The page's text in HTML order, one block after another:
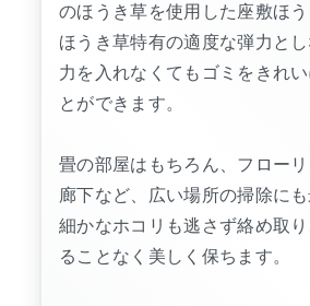
のほうき草を使用した座敷ほう
ほうき草特有の適度な弾力とし
力を入れなくてもゴミをきれ
とができます。
畳の部屋はもちろん、フロー
廊下など、広い場所の掃除にも
細かなホコリも逃さず絡め取
ることなく美しく保ちます。